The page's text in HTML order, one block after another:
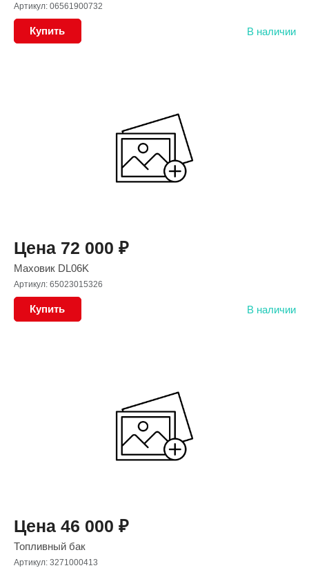
Артикул: 06561900732
Купить В наличии
Цена 72 000 ₽
Маховик DL06K
Артикул: 65023015326
Купить В наличии
Цена 46 000 ₽
Топливный бак
Артикул: 3271000413